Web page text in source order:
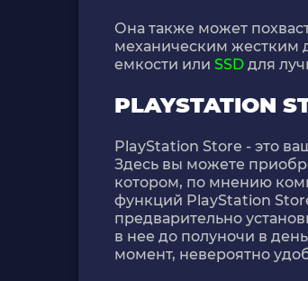
Она также может
механическим жестким
емкости или SSD для
PLAYSTATION
PlayStation Store - это
Здесь вы можете
котором, по мнению
функций PlayStation
предварительно
в нее до полуночи в
момент, невероятно